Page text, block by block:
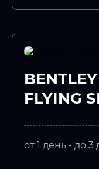
BENTLEY
FLYING
от 1 день - до 3